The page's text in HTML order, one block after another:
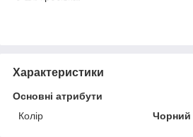
Характеристики
Основні атрибути
Колір
Чорний